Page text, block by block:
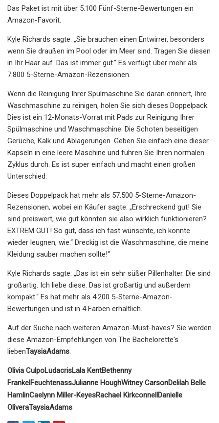
Das Paket ist mit über 5.100 Fünf-Sterne-Bewertungen ein
Amazon-Favorit.
Kyle Richards sagte: „Sie brauchen einen Entwirrer, besonders
wenn Sie draußen im Pool oder im Meer sind. Tragen Sie diesen
in Ihr Haar auf. Das ist immer gut.“ Es verfügt über mehr als
7.800 5-Sterne-Amazon-Rezensionen.
Wenn die Reinigung Ihrer Spülmaschine Sie daran erinnert, Ihre
Waschmaschine zu reinigen, holen Sie sich dieses Doppelpack.
Dies ist ein 12-Monats-Vorrat mit Pads zur Reinigung Ihrer
Spülmaschine und Waschmaschine. Die Schoten beseitigen
Gerüche, Kalk und Ablagerungen. Geben Sie einfach eine dieser
Kapseln in eine leere Maschine und führen Sie Ihren normalen
Zyklus durch. Es ist super einfach und macht einen großen
Unterschied.
Dieses Doppelpack hat mehr als 57.500 5-Sterne-Amazon-
Rezensionen, wobei ein Käufer sagte: „Erschreckend gut! Sie
sind preiswert, wie gut könnten sie also wirklich funktionieren?
EXTREM GUT! So gut, dass ich fast wünschte, ich könnte
wieder leugnen, wie.“ Dreckig ist die Waschmaschine, die meine
Kleidung sauber machen sollte!“
Kyle Richards sagte: „Das ist ein sehr süßer Pillenhalter. Die sind
großartig. Ich liebe diese. Das ist großartig und außerdem
kompakt.“ Es hat mehr als 4.200 5-Sterne-Amazon-
Bewertungen und ist in 4 Farben erhältlich.
Auf der Suche nach weiteren Amazon-Must-haves? Sie werden
diese Amazon-Empfehlungen von The Bachelorette's
liebenTaysiaAdams.
Olivia CulpoLudacrisLala KentBethenny
FrankelFeuchtenassJulianne HoughWitney CarsonDelilah Belle
HamlinCaelynn Miller-KeyesRachael KirkconnellDanielle
OliveraTaysiaAdams